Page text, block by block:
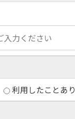
利用したことあり